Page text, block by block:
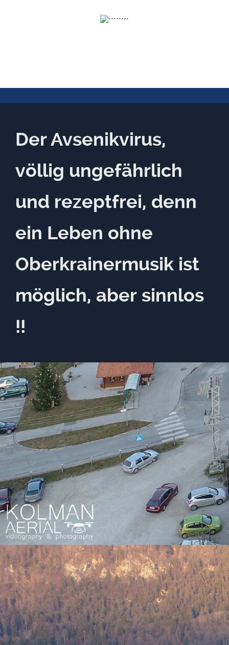
Der Avsenikvirus,
völlig ungefährlich
und rezeptfrei, denn
ein Leben ohne
Oberkrainermusik ist
möglich, aber sinnlos
!!